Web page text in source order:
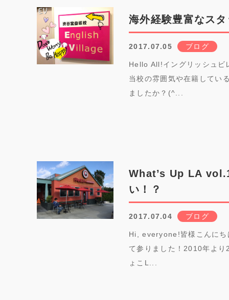
海外経験豊富なス
2017.07.05 ブログ
Hello All!イングリッシュビ
当校の雰囲気や在籍してい
ましたか？(^...
What’s Up LA
い！？
2017.07.04 ブログ
Hi, everyone!皆様こんにち
て参りました！2010年より
ょこL...